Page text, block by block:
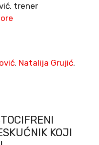
trener
, Natalija Grujić,
KOJI